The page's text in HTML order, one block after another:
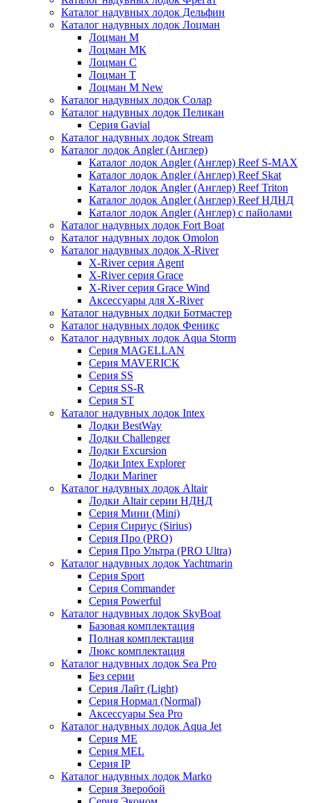
Каталог надувных лодок Дельфин
Каталог надувных лодок Лоцман
Лоцман М
Лоцман МК
Лоцман С
Лоцман Т
Лоцман М New
Каталог надувных лодок Солар
Каталог надувных лодок Пеликан
Серия Gavial
Каталог надувных лодок Stream
Каталог лодок Angler (Англер)
Каталог лодок Angler (Англер) Reef S-MAX
Каталог лодок Angler (Англер) Reef Skat
Каталог лодок Angler (Англер) Reef Triton
Каталог лодок Angler (Англер) Reef НДНД
Каталог лодок Angler (Англер) с пайолами
Каталог надувных лодок Fort Boat
Каталог надувных лодок Omolon
Каталог надувных лодок X-River
X-River серия Agent
X-River серия Grace
X-River серия Grace Wind
Аксессуары для X-River
Каталог надувных лодки Ботмастер
Каталог надувных лодок Феникc
Каталог надувных лодок Aqua Storm
Серия MAGELLAN
Серия MAVERICK
Серия SS
Серия SS-R
Серия ST
Каталог надувных лодок Intex
Лодки BestWay
Лодки Challenger
Лодки Excursion
Лодки Intex Explorer
Лодки Mariner
Каталог надувных лодок Altair
Лодки Altair серии НДНД
Серия Мини (Mini)
Серия Сириус (Sirius)
Серия Про (PRO)
Серия Про Ультра (PRO Ultra)
Каталог надувных лодок Yachtmarin
Серия Sport
Серия Commander
Серия Powerful
Каталог надувных лодок SkyBoat
Базовая комплектация
Полная комплектация
Люкс комплектация
Каталог надувных лодок Sea Pro
Без серии
Серия Лайт (Light)
Серия Нормал (Normal)
Аксессуары Sea Pro
Каталог надувных лодок Aqua Jet
Серия ME
Серия MEL
Серия IP
Каталог надувных лодок Marko
Серия Зверобой